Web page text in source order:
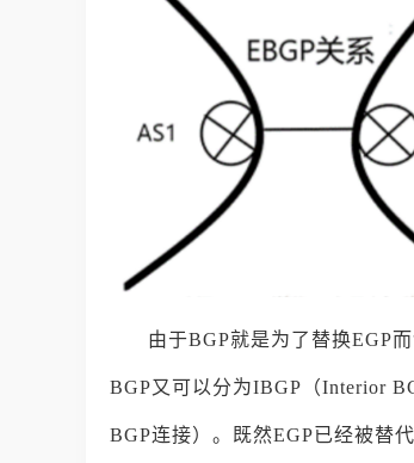
由于BGP就是为了替换EGP
BGP又可以分为IBGP（Interior
BGP连接）。既然EGP已经被替